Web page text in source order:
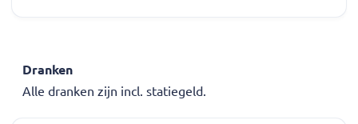
Dranken
Alle dranken zijn incl. statiegeld.